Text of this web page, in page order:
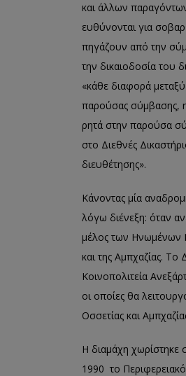
και άλλων
ευθύνονται για
πηγάζουν από την
την δικαιοδοσία του
«κάθε διαφορά
παρούσας σύμβασης, η
ρητά στην παρούσα
στο Διεθνές
διευθέτησης».
Κάνοντας μία
λόγω διένεξη: όταν
μέλος των Ηνωμένων
και της Αμπχαζίας.
Κοινοπολιτεία
οι οποίες θα
Οσσετίας και
Η διαμάχη
1990 το